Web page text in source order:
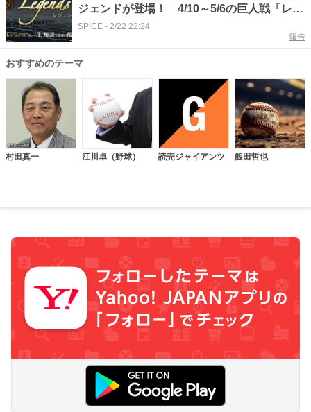
ジェンドが登場！ 4/10～5/6の巨人戦「レジ
ェンズシート」解説者
SPICE - 2/22 22:24
報告
おすすめのテーマ
村田真一 江川卓（野球） 読売ジャイアンツ 飯田哲也